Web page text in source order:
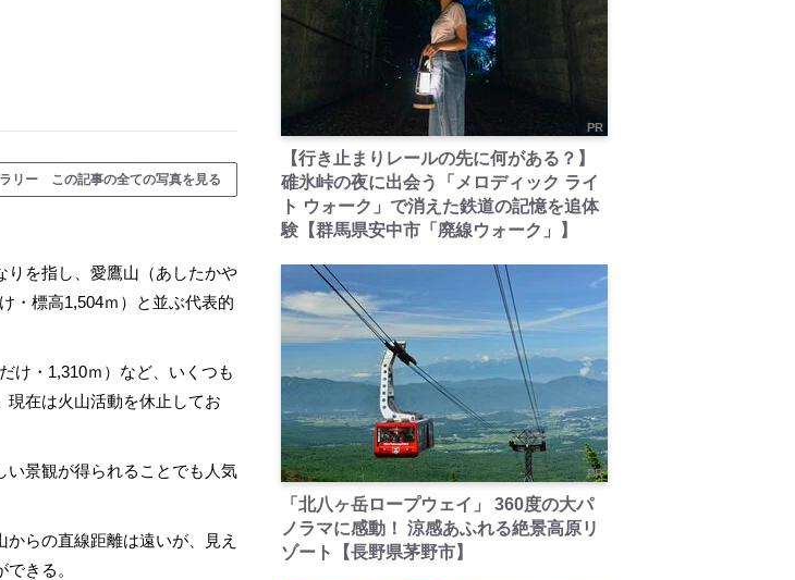
リー この記事の全ての写真を見る
を指し、愛鷹山（あしたかや
・標高1,504ｍ）と並ぶ代表的
け・1,310ｍ）など、いくつも
現在は火山活動を休止してお
景観が得られることでも人気
らの直線距離は遠いが、見え
きる。
PR
【行き止まりレールの先に何がある？】
碓氷峠の夜に出会う「メロディック ライ
ト ウォーク」で消えた鉄道の記憶を追体
験【群馬県安中市「廃線ウォーク」】
PR
「北八ヶ岳ロープウェイ」 360度の大パ
ノラマに感動！ 涼感あふれる絶景高原リ
ゾート【長野県茅野市】